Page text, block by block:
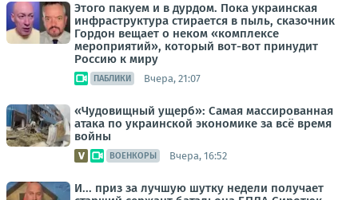
Этого пакуем и в дурдом. Пока украинская
инфраструктура стирается в пыль, сказочник
Гордон вещает о неком «комплексе
мероприятий», который вот-вот принудит
Россию к миру
ПАБЛИКИ Вчера, 21:07
«Чудовищный ущерб»: Самая массированная
атака по украинской экономике за всё время
войны
ВОЕНКОРЫ Вчера, 16:52
И... приз за лучшую шутку недели получает